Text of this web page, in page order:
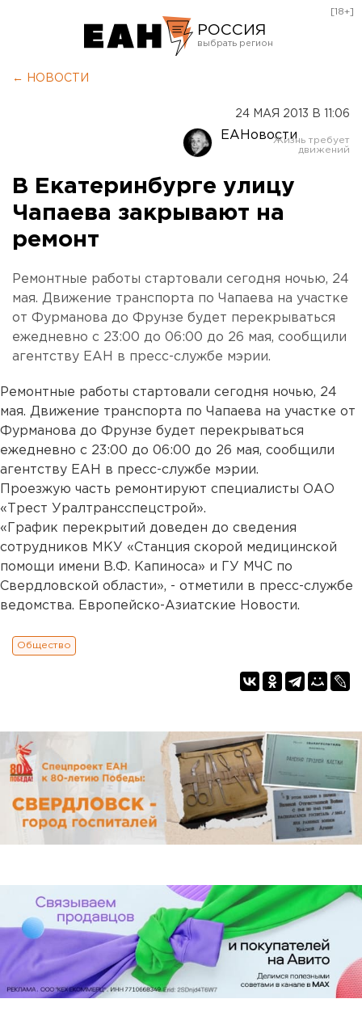
РОССИЯ
Оренбург
[18+]
← НОВОСТИ
24 МАЯ 2013 В 11:06
ЕАНовости
В Екатеринбурге улицу
Чапаева закрывают на
ремонт
Ремонтные работы стартовали сегодня ночью, 24
мая. Движение транспорта по Чапаева на участке
от Фурманова до Фрунзе будет перекрываться
ежедневно с 23:00 до 06:00 до 26 мая, сообщили
агентству ЕАН в пресс-службе мэрии.
Ремонтные работы стартовали сегодня ночью, 24
мая. Движение транспорта по Чапаева на участке от
Фурманова до Фрунзе будет перекрываться
ежедневно с 23:00 до 06:00 до 26 мая, сообщили
агентству ЕАН в пресс-службе мэрии.
Проезжую часть ремонтируют специалисты ОАО
«Трест Уралтрансспецстрой».
«График перекрытий доведен до сведения
сотрудников МКУ «Станция скорой медицинской
помощи имени В.Ф. Капиноса» и ГУ МЧС по
Свердловской области», - отметили в пресс-службе
ведомства. Европейско-Азиатские Новости.
Общество